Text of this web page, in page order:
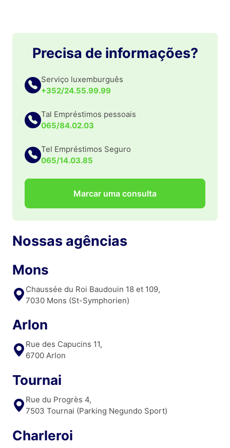
Precisa de informações?
Serviço luxemburguês
+352/24.55.99.99
Tal Empréstimos pessoais
065/84.02.03
Tel Empréstimos Seguro
065/14.03.85
Marcar uma consulta
Nossas agências
Mons
Chaussée du Roi Baudouin 18 et 109,
7030 Mons (St-Symphorien)
Arlon
Rue des Capucins 11,
6700 Arlon
Tournai
Rue du Progrès 4,
7503 Tournai (Parking Negundo Sport)
Charleroi